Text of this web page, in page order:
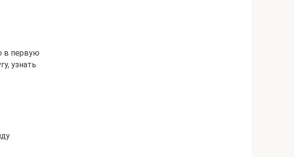
в первую
узнать